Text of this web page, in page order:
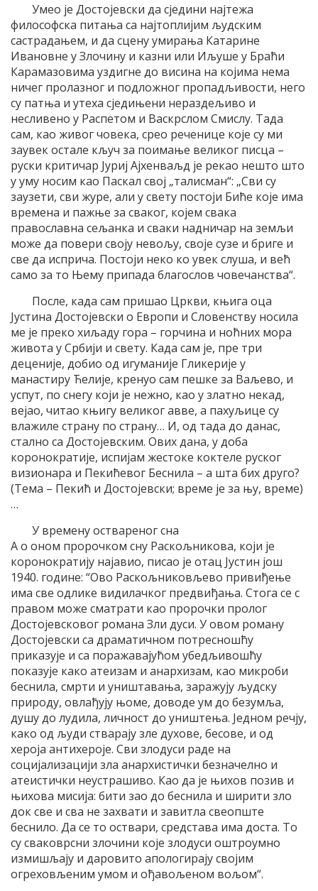
Умео је Достојевски да сједини најтежа
философска питања са најтоплијим људским
састрадањем, и да сцену умирања Катарине
Ивановне у Злочину и казни или Иљуше у Браћи
Карамазовима уздигне до висина на којима нема
ничег пролазног и подложног пропадљивости, него
су патња и утеха сједињени нераздељиво и
несливено у Распетом и Васкрслом Смислу. Тада
сам, као живог човека, срео реченице које су ми
заувек остале кључ за поимање великог писца –
руски критичар Јуриј Ајхенваљд је рекао нешто што
у уму носим као Паскал свој „талисман“: „Сви су
заузети, сви журе, али у свету постоји Биће које има
времена и пажње за сваког, којем свака
православна сељанка и сваки надничар на земљи
може да повери своју невољу, своје сузе и бриге и
све да исприча. Постоји неко ко увек слуша, и већ
само за то Њему припада благослов човечанства“.
После, када сам пришао Цркви, књига оца
Јустина Достојевски о Европи и Словенству носила
ме је преко хиљаду гора – горчина и ноћних мора
живота у Србији и свету. Када сам је, пре три
деценије, добио од игуманије Гликерије у
манастиру Ћелије, кренуо сам пешке за Ваљево, и
успут, по снегу који је нежно, као у златно некад,
вејао, читао књигу великог авве, а пахуљице су
влажиле страну по страну… И, од тада до данас,
стално са Достојевским. Ових дана, у доба
коронократије, испијам жестоке коктеле руског
визионара и Пекићевог Беснила – а шта бих друго?
(Тема – Пекић и Достојевски; време је за њу, време)
…
У времену оствареног сна
А о оном пророчком сну Раскољникова, који је
коронократију најавио, писао је отац Јустин још
1940. године: “Ово Раскољниковљево привиђење
има све одлике видилачког предвиђања. Стога се с
правом може сматрати као пророчки пролог
Достојевсковог романа Зли дуси. У овом роману
Достојевски са драматичном потресношћу
приказује и са поражавајућом убедљивошћу
показује како атеизам и анархизам, као микроби
беснила, смрти и уништавања, заражују људску
природу, овлађују њоме, доводе ум до безумља,
душу до лудила, личност до уништења. Једном речју,
како од људи стварају зле духове, бесове, и од
хероја антихероје. Сви злодуси раде на
социјализацији зла анархистички безначелно и
атеистички неустрашиво. Као да је њихов позив и
њихова мисија: бити зао до беснила и ширити зло
док све и сва не захвати и завитла свеопште
беснило. Да се то оствари, средстава има доста. То
су сваковрсни злочини које злодуси оштроумно
измишљају и даровито апологирају својим
огреховљеним умом и ођавољеном вољом“.